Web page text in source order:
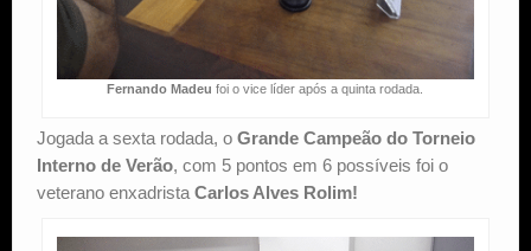
Fernando Madeu foi o vice líder após a quinta rodada.
Jogada a sexta rodada, o Grande Campeão do Torneio
Interno de Verão, com 5 pontos em 6 possíveis foi o
veterano enxadrista Carlos Alves Rolim!